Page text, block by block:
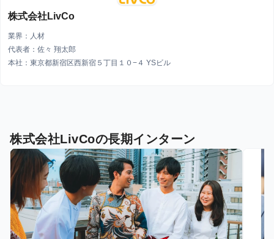
株式会社LivCo
業界：人材
代表者：佐々 翔太郎
本社：東京都新宿区西新宿５丁目１０−４ YSビル
株式会社LivCoの長期インターン